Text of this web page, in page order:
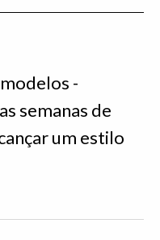
-
semanas de
um estilo